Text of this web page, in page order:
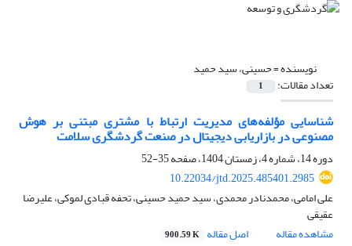
نویسنده =حسینی، سید حمید
تعداد مقالات: 1
شناسایی مؤلفه‌های مدیریت ارتباط با مشتری مبتنی بر هوش
مصنوعی در بازاریابی دیجیتال در صنعت گردشگری سلامت
دوره 14، شماره 4، زمستان 1404، صفحه
35-52
10.22034/jtd.2025.485401.2985
على امامى، محمدنادر محمدی، سید حمید حسینی، تحفه قبادی لموکی، علیرضا
عقیقی
مشاهده مقاله
اصل مقاله 900.59 K